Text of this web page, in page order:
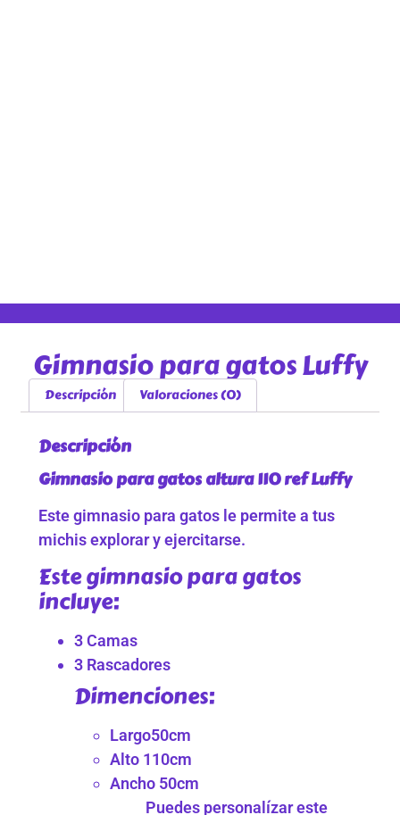
Gimnasio para gatos Luffy
Descripción Valoraciones (0)
Descripción
Gimnasio para gatos altura 110 ref Luffy
Este gimnasio para gatos le permite a tus
michis explorar y ejercitarse.
Este gimnasio para gatos
incluye:
3 Camas
3 Rascadores
Dimenciones:
Largo50cm
Alto 110cm
Ancho 50cm
Puedes personalízar este